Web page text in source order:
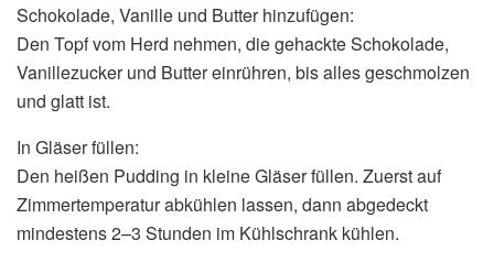
Schokolade, Vanille und Butter hinzufügen:
Den Topf vom Herd nehmen, die gehackte Schokolade,
Vanillezucker und Butter einrühren, bis alles geschmolzen
und glatt ist.
In Gläser füllen:
Den heißen Pudding in kleine Gläser füllen. Zuerst auf
Zimmertemperatur abkühlen lassen, dann abgedeckt
mindestens 2–3 Stunden im Kühlschrank kühlen.